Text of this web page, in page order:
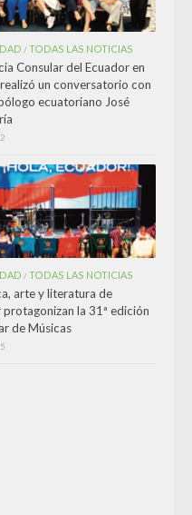
/TODAS LAS NOTICIAS
Consular del Ecuador en
un conversatorio con
ecuatoriano José
/TODAS LAS NOTICIAS
arte y literatura de
protagonizan la 31ª edición
de Músicas